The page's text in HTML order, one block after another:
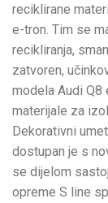
reciklirane
e-tron. Tim se
recikliranja,
zatvoren,
modela Audi Q8
materijale za
Dekorativni
dostupan je s
se dijelom
opreme S line